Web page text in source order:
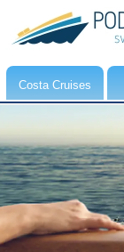
Costa Cruises